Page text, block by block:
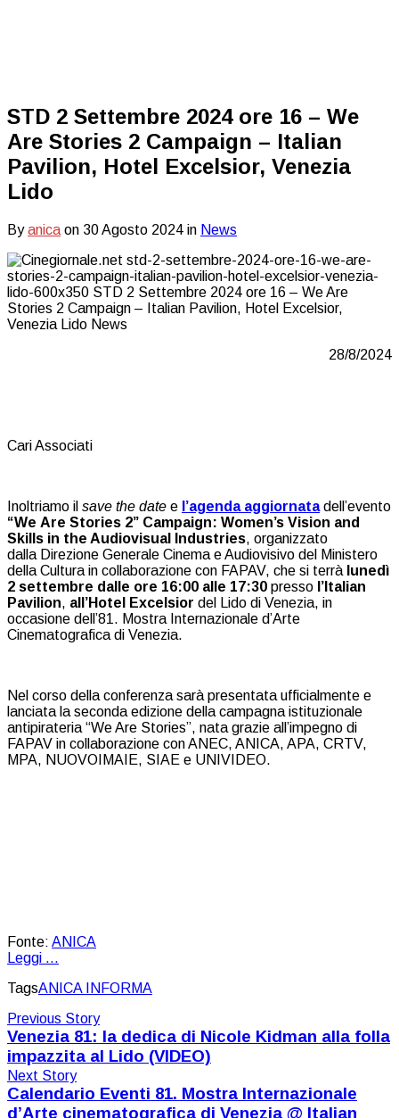
STD 2 Settembre 2024 ore 16 – We
Are Stories 2 Campaign – Italian
Pavilion, Hotel Excelsior, Venezia
Lido
Byanica on 30 Agosto 2024 in News
28/8/2024
Cari Associati
Inoltriamo il save the date e l’agenda aggiornatadell’evento
“We Are Stories 2” Campaign: Women’s Vision and
Skills in the Audiovisual
Industries, organizzato
dalla Direzione Generale Cinema e Audiovisivo del Ministero
della Cultura in collaborazione con FAPAV, che si terrà lunedì
2 settembre dalle ore 16:00 alle 17:30 presso l’Italian
Pavilion, all’Hotel Excelsior del Lido di Venezia, in
occasione dell’81. Mostra Internazionale d’Arte
Cinematografica di Venezia.
Nel corso della conferenza sarà presentata ufficialmente e
lanciata la seconda edizione della campagna istituzionale
antipirateria “We Are Stories”, nata grazie all’impegno di
FAPAV in collaborazione con ANEC, ANICA, APA, CRTV,
MPA, NUOVOIMAIE, SIAE e UNIVIDEO.
Fonte: ANICA
Leggi ...
TagsANICA INFORMA
Previous Story
Venezia 81: la dedica di Nicole Kidman alla folla
impazzita al Lido (VIDEO)
Next Story
Calendario Eventi 81. Mostra Internazionale
d’Arte cinematografica di Venezia @ Italian